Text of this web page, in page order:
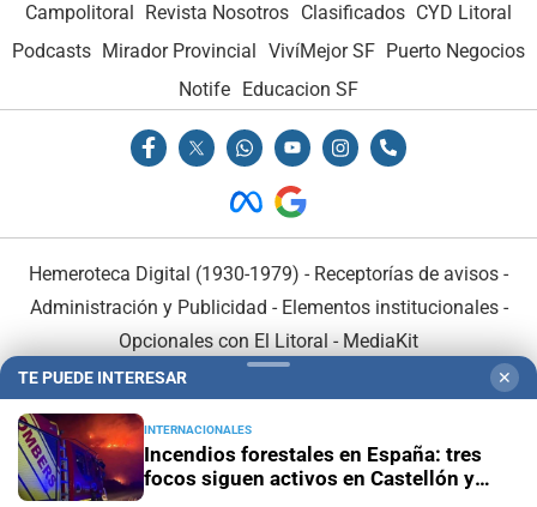
Campolitoral Revista Nosotros Clasificados CYD Litoral
Podcasts Mirador Provincial VivíMejor SF Puerto Negocios
Notife
Educacion SF
Hemeroteca Digital (1930-1979) - Receptorías de avisos -
Administración y Publicidad - Elementos institucionales-
Opcionales con El Litoral - MediaKit
TE PUEDE INTERESAR ✕
INTERNACIONALES
Incendios forestales en España: tres
focos siguen activos en Castellón y